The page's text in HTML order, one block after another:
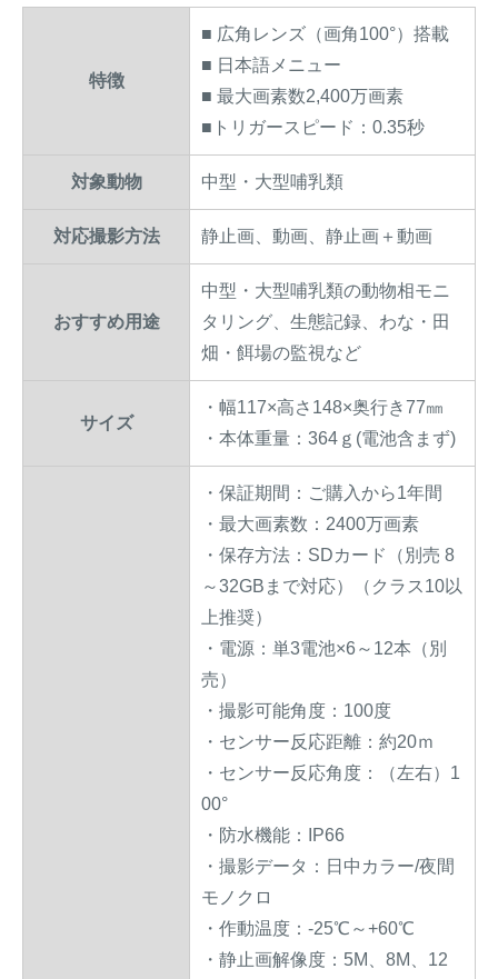
特徴
■ 広角レンズ（画角100°）搭載
■ 日本語メニュー
■ 最大画素数2,400万画素
■トリガースピード：0.35秒
対象動物 中型・大型哺乳類
対応撮影方法 静止画、動画、静止画＋動画
おすすめ用途
中型・大型哺乳類の動物相モニ
タリング、生態記録、わな・田
畑・餌場の監視など
サイズ
・幅117×高さ148×奥行き77㎜
・本体重量：364ｇ(電池含まず)
・保証期間：ご購入から1年間
・最大画素数：2400万画素
・保存方法：SDカード（別売 8
～32GBまで対応）（クラス10以
上推奨）
・電源：単3電池×6～12本（別
売）
・撮影可能角度：100度
・センサー反応距離：約20ｍ
・センサー反応角度：（左右）1
00°
・防水機能：IP66
・撮影データ：日中カラー/夜間
モノクロ
・作動温度：-25℃～+60℃
・静止画解像度：5M、8M、12